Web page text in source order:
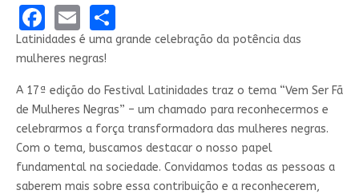
Facebook
EmailShare
Latinidades é uma grande celebração da potência das
mulheres negras!
A 17ª edição do Festival Latinidades traz o tema “Vem Ser Fã
de Mulheres Negras” – um chamado para reconhecermos e
celebrarmos a força transformadora das mulheres negras.
Com o tema, buscamos destacar o nosso papel
fundamental na sociedade. Convidamos todas as pessoas a
saberem mais sobre essa contribuição e a reconhecerem,